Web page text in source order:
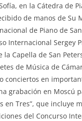
en la Cátedra de
de manos de Su
de Piano de
Internacional Sergey
Capella de San
de Música de
conciertos en
grabación en Moscú
en Tres”, que
del Concurso